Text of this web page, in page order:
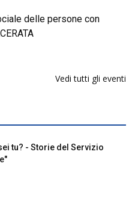
delle persone con
Vedi tutti gli eventi
tu? - Storie del Servizio